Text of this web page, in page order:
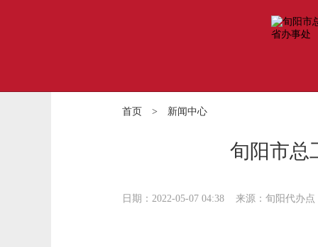
首页 > 新闻中心
旬阳市总
日期：2022-05-07 04:38 来源：旬阳代办